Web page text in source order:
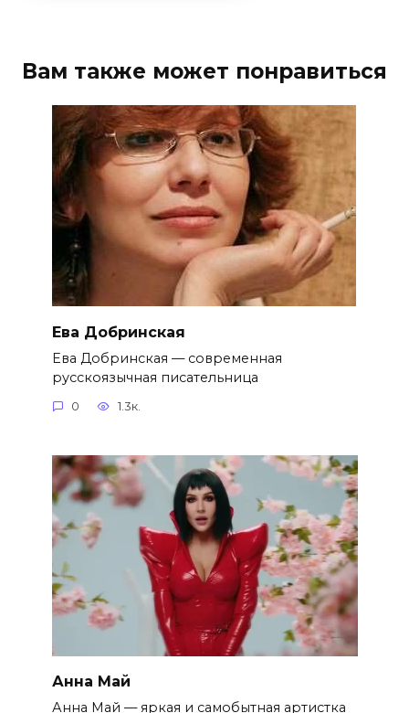
Вам также может понравиться
Ева Добринская
Ева Добринская — современная
русскоязычная писательница
0 1.3к.
Анна Май
Анна Май — яркая и самобытная артистка